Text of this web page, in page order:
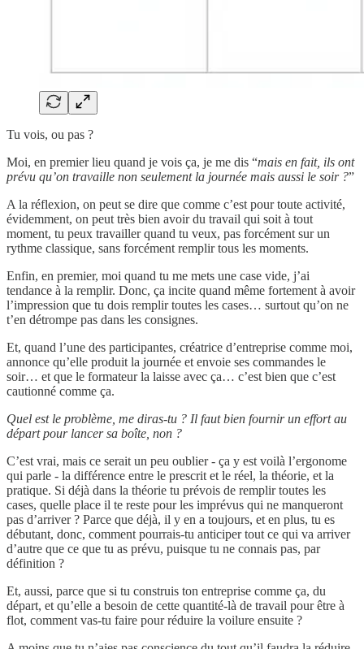
Tu vois, ou pas ?
Moi, en premier lieu quand je vois ça, je me dis “mais en fait, ils ont
prévu qu’on travaille non seulement la journée mais aussi le soir ?”
A la réflexion, on peut se dire que comme c’est pour toute activité,
évidemment, on peut très bien avoir du travail qui soit à tout
moment, tu peux travailler quand tu veux, pas forcément sur un
rythme classique, sans forcément remplir tous les moments.
Enfin, en premier, moi quand tu me mets une case vide, j’ai
tendance à la remplir. Donc, ça incite quand même fortement à avoir
l’impression que tu dois remplir toutes les cases… surtout qu’on ne
t’en détrompe pas dans les consignes.
Et, quand l’une des participantes, créatrice d’entreprise comme moi,
annonce qu’elle produit la journée et envoie ses commandes le
soir… et que le formateur la laisse avec ça… c’est bien que c’est
cautionné comme ça.
Quel est le problème, me diras-tu ? Il faut bien fournir un effort au
départ pour lancer sa boîte, non ?
C’est vrai, mais ce serait un peu oublier - ça y est voilà l’ergonome
qui parle - la différence entre le prescrit et le réel, la théorie, et la
pratique. Si déjà dans la théorie tu prévois de remplir toutes les
cases, quelle place il te reste pour les imprévus qui ne manqueront
pas d’arriver ? Parce que déjà, il y en a toujours, et en plus, tu es
débutant, donc, comment pourrais-tu anticiper tout ce qui va arriver
d’autre que ce que tu as prévu, puisque tu ne connais pas, par
définition ?
Et, aussi, parce que si tu construis ton entreprise comme ça, du
départ, et qu’elle a besoin de cette quantité-là de travail pour être à
flot, comment vas-tu faire pour réduire la voilure ensuite ?